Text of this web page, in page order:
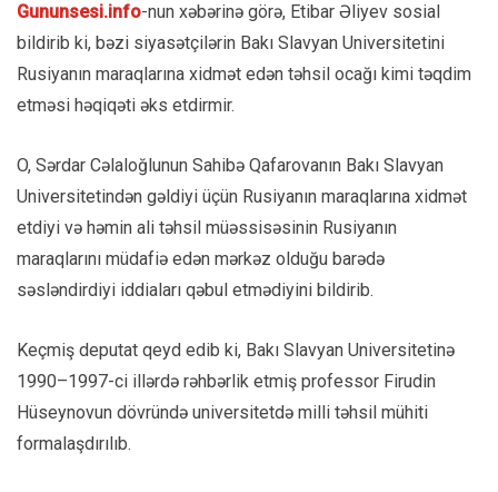
Gununsesi.info-nun xəbərinə görə, Etibar Əliyev sosial
bildirib ki, bəzi siyasətçilərin Bakı Slavyan Universitetini
Rusiyanın maraqlarına xidmət edən təhsil ocağı kimi təqdim
etməsi həqiqəti əks etdirmir.
O, Sərdar Cəlaloğlunun Sahibə Qafarovanın Bakı Slavyan
Universitetindən gəldiyi üçün Rusiyanın maraqlarına xidmət
etdiyi və həmin ali təhsil müəssisəsinin Rusiyanın
maraqlarını müdafiə edən mərkəz olduğu barədə
səsləndirdiyi iddiaları qəbul etmədiyini bildirib.
Keçmiş deputat qeyd edib ki, Bakı Slavyan Universitetinə
1990–1997-ci illərdə rəhbərlik etmiş professor Firudin
Hüseynovun dövründə universitetdə milli təhsil mühiti
formalaşdırılıb.